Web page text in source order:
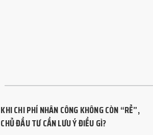
KHI CHI PHÍ NHÂN CÔNG KHÔNG CÒN “RẺ”,
CHỦ ĐẦU TƯ CẦN LƯU Ý ĐIỀU GÌ?